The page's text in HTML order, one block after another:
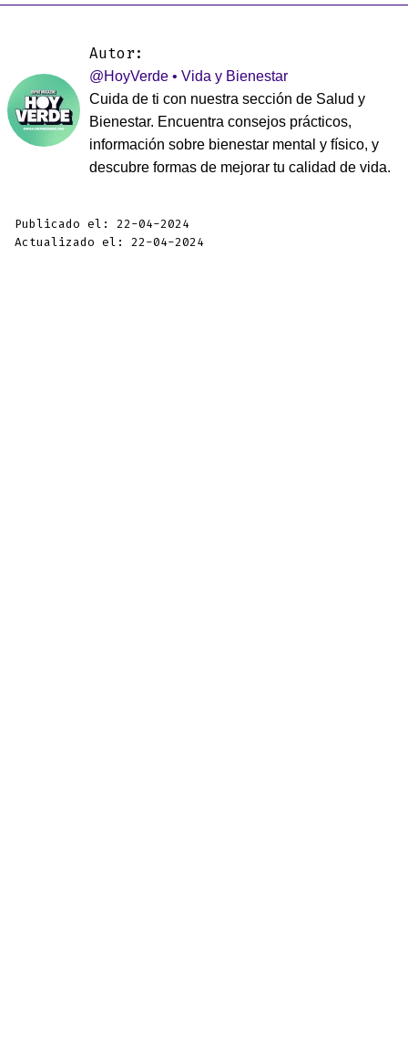
Autor:
@HoyVerde • Vida y Bienestar
Cuida de ti con nuestra sección de Salud y
Bienestar. Encuentra consejos prácticos,
información sobre bienestar mental y físico, y
descubre formas de mejorar tu calidad de vida.
Publicado el: 22-04-2024
Actualizado el: 22-04-2024